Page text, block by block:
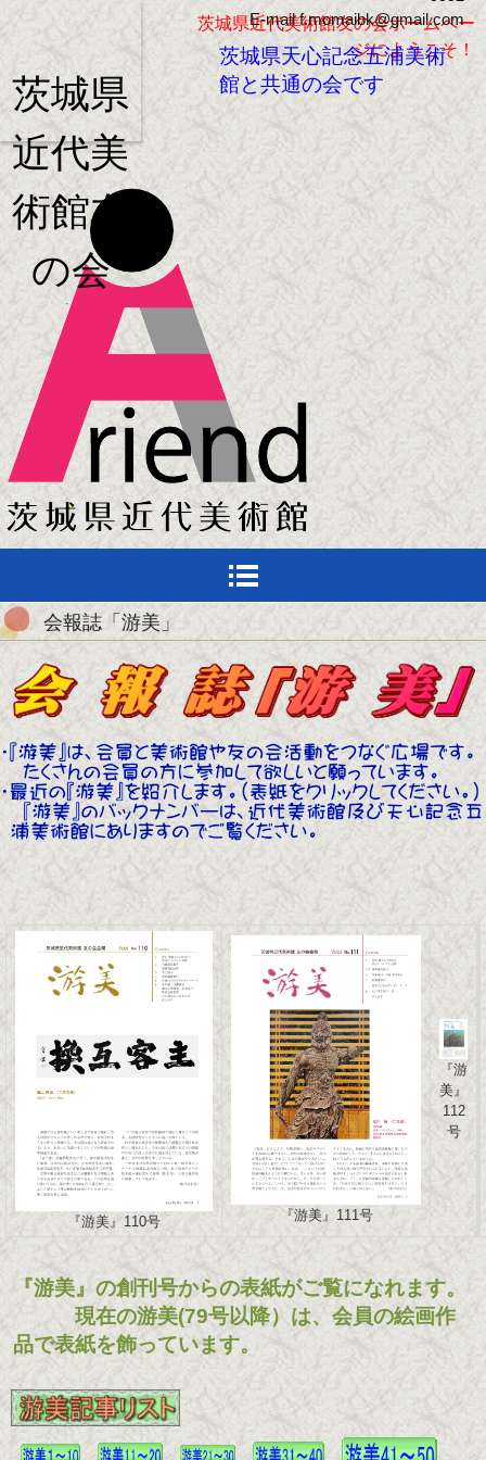
茨城県
近代美
術館友
の会
茨城県近代美術館友の会ホームペー
ジにようこそ！
E-mail f.momaibk@gmail.com
茨城県天心記念五浦美術
館と共通の会です
会報誌「游美」
『游美』110号 『游美』111号
『游
美』
112
号
『游美』の創刊号からの表紙がご覧になれます。
現在の游美(79号以降） は、会員の絵画作
品で表紙を飾っています。